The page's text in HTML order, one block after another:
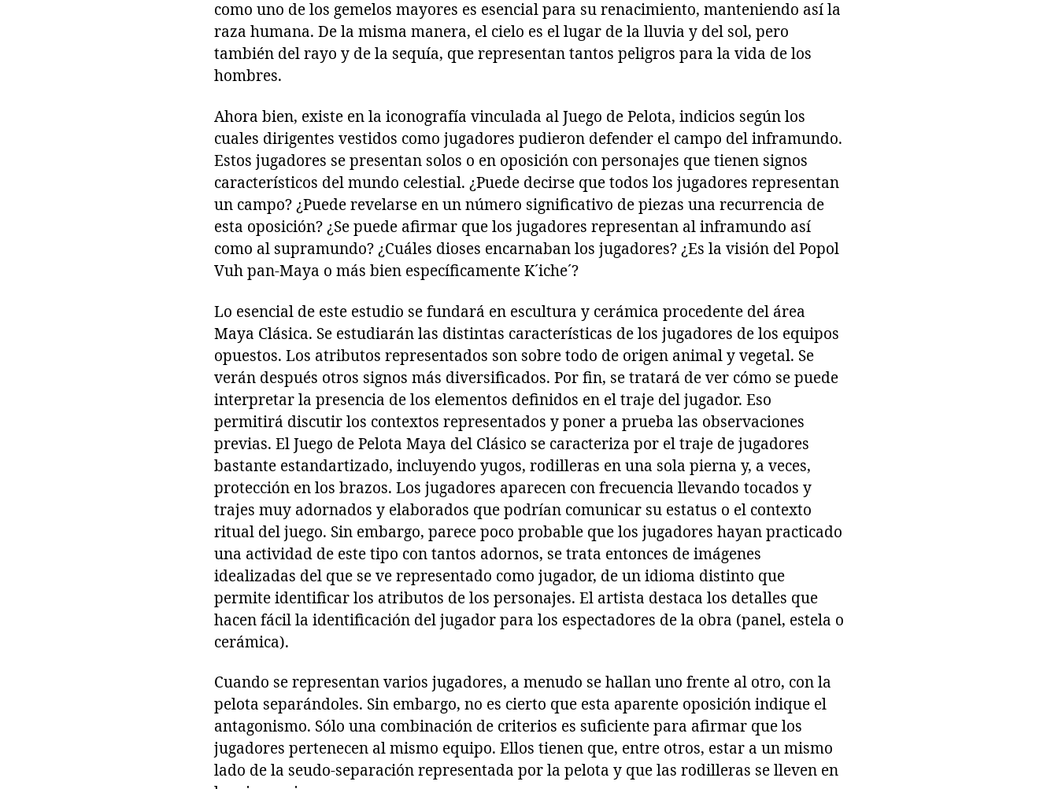
como uno de los gemelos mayores es esencial para su renacimiento, manteniendo así la
raza humana. De la misma manera, el cielo es el lugar de la lluvia y del sol, pero
también del rayo y de la sequía, que representan tantos peligros para la vida de los
hombres.
Ahora bien, existe en la iconografía vinculada al Juego de Pelota, indicios según los
cuales dirigentes vestidos como jugadores pudieron defender el campo del inframundo.
Estos jugadores se presentan solos o en oposición con personajes que tienen signos
característicos del mundo celestial. ¿Puede decirse que todos los jugadores representan
un campo? ¿Puede revelarse en un número significativo de piezas una recurrencia de
esta oposición? ¿Se puede afirmar que los jugadores representan al inframundo así
como al supramundo? ¿Cuáles dioses encarnaban los jugadores? ¿Es la visión del Popol
Vuh pan-Maya o más bien específicamente K´iche´?
Lo esencial de este estudio se fundará en escultura y cerámica procedente del área
Maya Clásica. Se estudiarán las distintas características de los jugadores de los equipos
opuestos. Los atributos representados son sobre todo de origen animal y vegetal. Se
verán después otros signos más diversificados. Por fin, se tratará de ver cómo se puede
interpretar la presencia de los elementos definidos en el traje del jugador. Eso
permitirá discutir los contextos representados y poner a prueba las observaciones
previas. El Juego de Pelota Maya del Clásico se caracteriza por el traje de jugadores
bastante estandartizado, incluyendo yugos, rodilleras en una sola pierna y, a veces,
protección en los brazos. Los jugadores aparecen con frecuencia llevando tocados y
trajes muy adornados y elaborados que podrían comunicar su estatus o el contexto
ritual del juego. Sin embargo, parece poco probable que los jugadores hayan practicado
una actividad de este tipo con tantos adornos, se trata entonces de imágenes
idealizadas del que se ve representado como jugador, de un idioma distinto que
permite identificar los atributos de los personajes. El artista destaca los detalles que
hacen fácil la identificación del jugador para los espectadores de la obra (panel, estela o
cerámica).
Cuando se representan varios jugadores, a menudo se hallan uno frente al otro, con la
pelota separándoles. Sin embargo, no es cierto que esta aparente oposición indique el
antagonismo. Sólo una combinación de criterios es suficiente para afirmar que los
jugadores pertenecen al mismo equipo. Ellos tienen que, entre otros, estar a un mismo
lado de la seudo-separación representada por la pelota y que las rodilleras se lleven en